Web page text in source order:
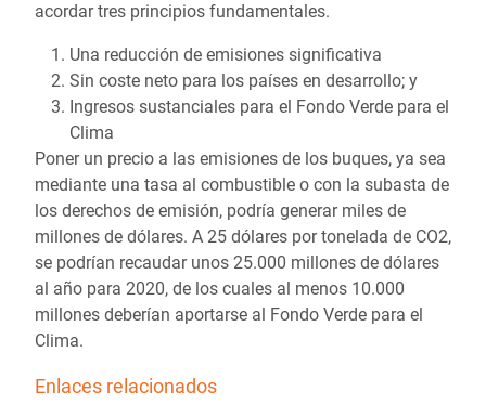
acordar tres principios fundamentales.
Una reducción de emisiones significativa
Sin coste neto para los países en desarrollo; y
Ingresos sustanciales para el Fondo Verde para el
Clima
Poner un precio a las emisiones de los buques, ya sea
mediante una tasa al combustible o con la subasta de
los derechos de emisión, podría generar miles de
millones de dólares. A 25 dólares por tonelada de CO2,
se podrían recaudar unos 25.000 millones de dólares
al año para 2020, de los cuales al menos 10.000
millones deberían aportarse al Fondo Verde para el
Clima.
Enlaces relacionados